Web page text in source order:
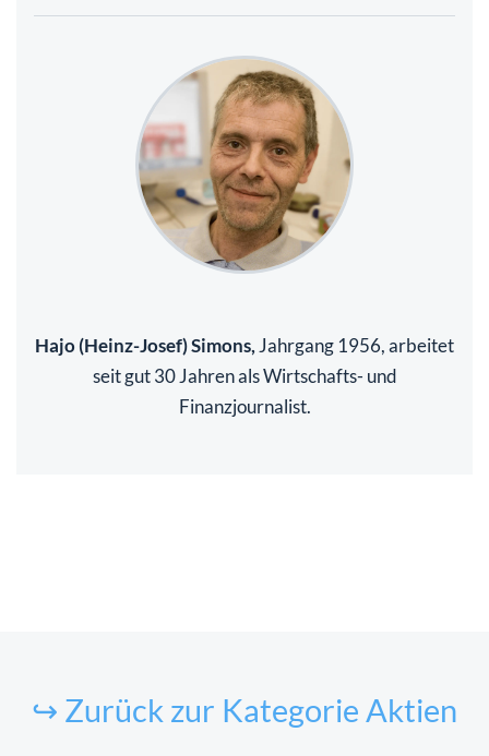
Hajo (Heinz-Josef) Simons, Jahrgang 1956, arbeitet
seit gut 30 Jahren als Wirtschafts- und
Finanzjournalist.
↪ Zurück zur Kategorie Aktien